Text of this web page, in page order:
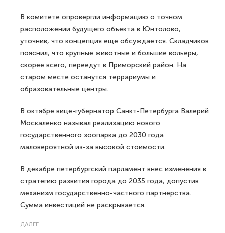
В комитете опровергли информацию о точном
расположении будущего объекта в Юнтолово,
уточнив, что концепция еще обсуждается. Складчиков
пояснил, что крупные животные и большие вольеры,
скорее всего, переедут в Приморский район. На
старом месте останутся террариумы и
образовательные центры.
В октябре вице-губернатор Санкт-Петербурга Валерий
Москаленко называл реализацию нового
государственного зоопарка до 2030 года
маловероятной из-за высокой стоимости.
В декабре петербургский парламент внес изменения в
стратегию развития города до 2035 года, допустив
механизм государственно-частного партнерства.
Сумма инвестиций не раскрывается.
ДАЛЕЕ